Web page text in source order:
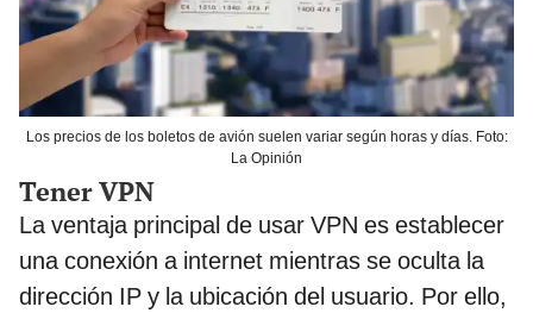
Los precios de los boletos de avión suelen variar según horas y días. Foto:
La Opinión
Tener VPN
La ventaja principal de usar VPN es establecer
una conexión a internet mientras se oculta la
dirección IP y la ubicación del usuario. Por ello,